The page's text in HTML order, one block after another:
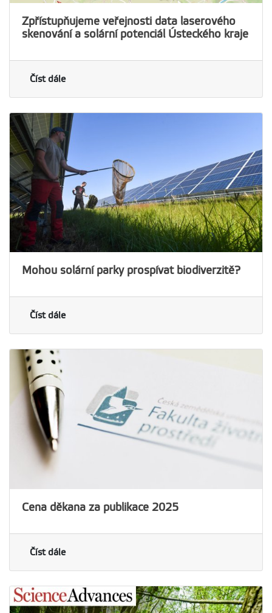
Zpřístupňujeme veřejnosti data laserového
skenování a solární potenciál Ústeckého kraje
Číst dále
Mohou solární parky prospívat biodiverzitě?
Číst dále
Cena děkana za publikace 2025
Číst dále